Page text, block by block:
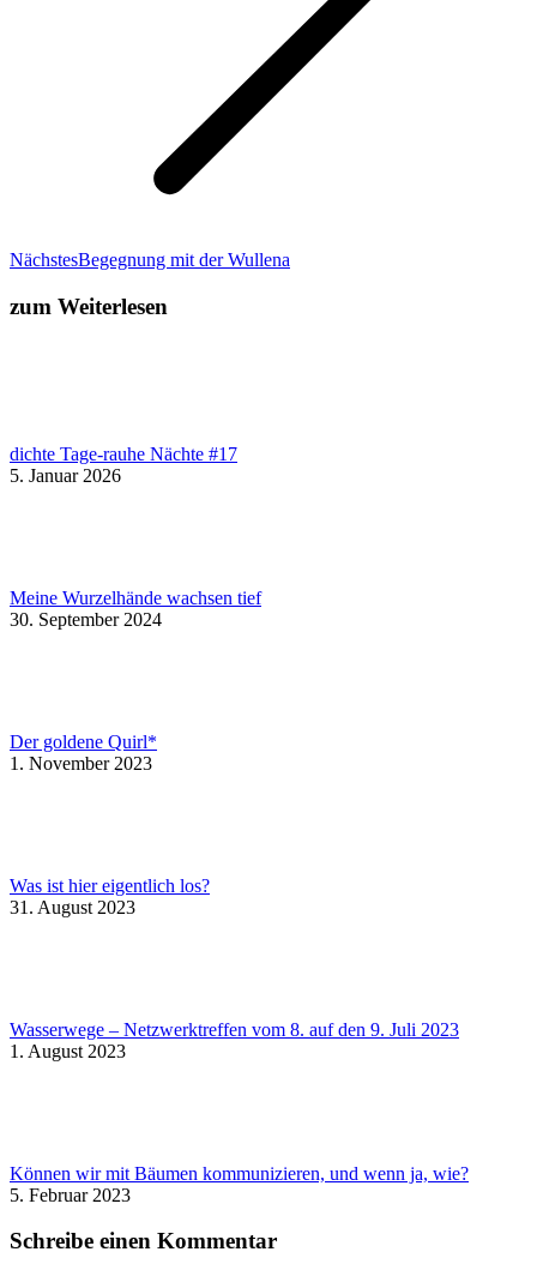
NächstesNächster
Begegnung mit der Wullena
zum Weiterlesen
dichte Tage-rauhe Nächte #17
5. Januar 2026
Meine Wurzelhände wachsen tief
30. September 2024
Der goldene Quirl*
1. November 2023
Was ist hier eigentlich los?
31. August 2023
Wasserwege – Netzwerktreffen vom 8. auf den 9. Juli 2023
1. August 2023
Können wir mit Bäumen kommunizieren, und wenn ja, wie?
5. Februar 2023
Schreibe einen Kommentar